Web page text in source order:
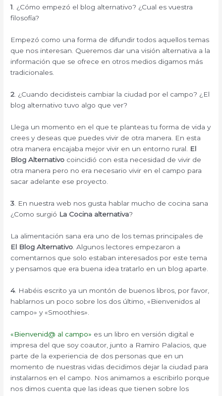
1. ¿Cómo empezó el blog alternativo? ¿Cual es vuestra
filosofía?
Empezó como una forma de difundir todos aquellos temas
que nos interesan. Queremos dar una visión alternativa a la
información que se ofrece en otros medios digamos más
tradicionales.
2 . ¿Cuando decidisteis cambiar la ciudad por el campo? ¿El
blog alternativo tuvo algo que ver?
Llega un momento en el que te planteas tu forma de vida y
crees y deseas que puedes vivir de otra manera. En esta
otra manera encajaba mejor vivir en un entorno rural.
El
Blog Alternativo coincidió con esta necesidad de vivir de
otra manera pero no era necesario vivir en el campo para
sacar adelante ese proyecto.
3 . En nuestra web nos gusta hablar mucho de cocina sana
¿Como surgió La Cocina alternativa?
La alimentación sana era uno de los temas principales de
El Blog Alternativo . Algunos lectores empezaron a
comentarnos que solo estaban interesados por este tema
y pensamos que era buena idea tratarlo en un blog aparte.
4. Habéis escrito ya un montón de buenos libros, por favor,
hablarnos un poco sobre los dos último, «Bienvenidos al
campo» y «Smoothies».
«Bienvenid@ al campo» es un libro en versión digital e
impresa del que soy coautor, junto a Ramiro Palacios, que
parte de la experiencia de dos personas que en un
momento de nuestras vidas decidimos dejar la ciudad para
instalarnos en el campo. Nos animamos a escribirlo porque
nos dimos cuenta que las ideas que tienen sobre los